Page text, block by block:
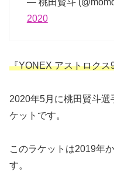
— 桃田賢斗
2020
『YONEX アストロクス
2020年5月に桃田賢斗
ケットです。
このラケットは2019年
す。